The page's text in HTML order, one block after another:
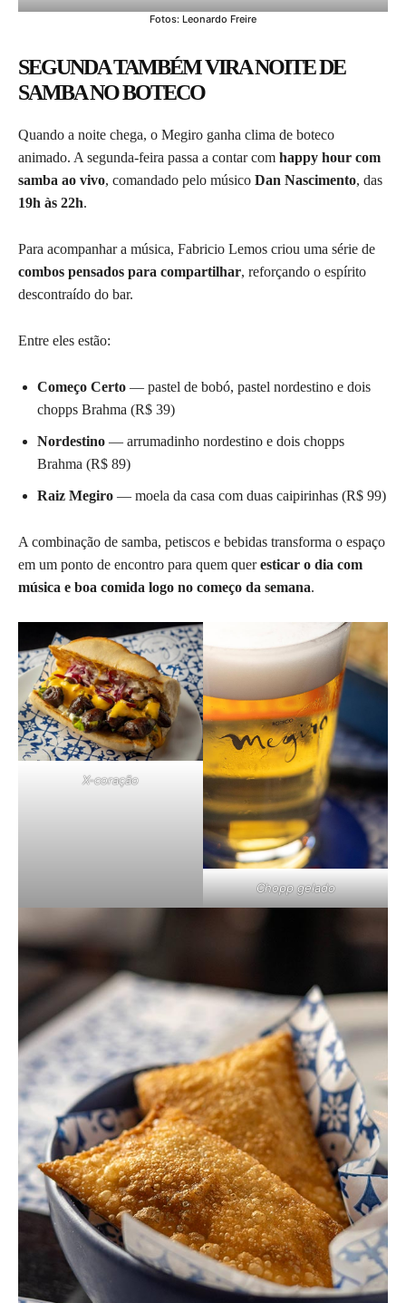
Fotos: Leonardo Freire
SEGUNDA TAMBÉM VIRA NOITE DE
SAMBA NO BOTECO
Quando a noite chega, o Megiro ganha clima de boteco
animado. A segunda-feira passa a contar com happy hour com
samba ao vivo, comandado pelo músico Dan Nascimento, das
19h às 22h.
Para acompanhar a música, Fabricio Lemos criou uma série de
combos pensados para compartilhar, reforçando o espírito
descontraído do bar.
Entre eles estão:
Começo Certo — pastel de bobó, pastel nordestino e dois
chopps Brahma (R$ 39)
Nordestino — arrumadinho nordestino e dois chopps
Brahma (R$ 89)
Raiz Megiro — moela da casa com duas caipirinhas (R$ 99)
A combinação de samba, petiscos e bebidas transforma o espaço
em um ponto de encontro para quem queresticar o dia com
música e boa comida logo no começo da semana.
X-coração
Chopp gelado